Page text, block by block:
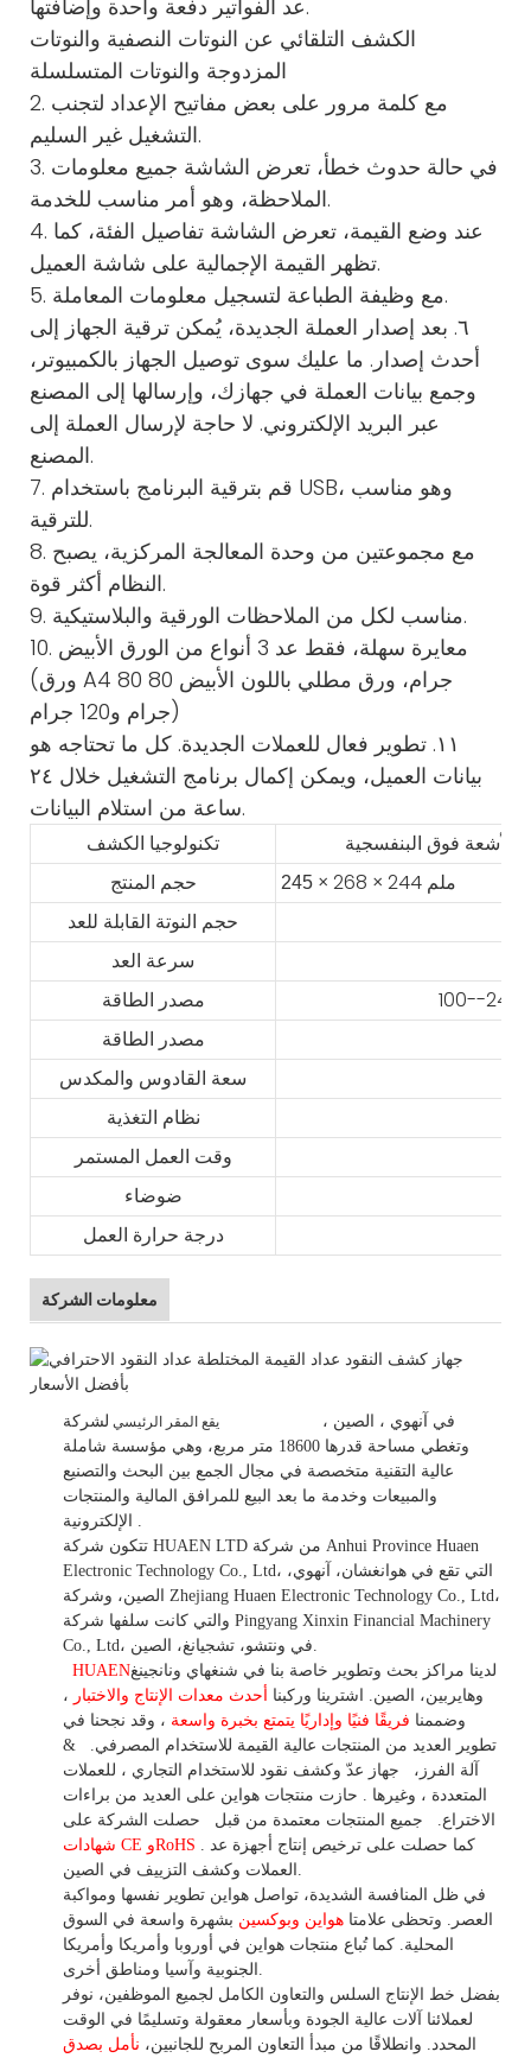
عد الفواتير دفعة واحدة وإضافتها.
الكشف التلقائي عن النوتات النصفية والنوتات
المزدوجة والنوتات المتسلسلة
2. مع كلمة مرور على بعض مفاتيح الإعداد لتجنب
التشغيل غير السليم.
3. في حالة حدوث خطأ، تعرض الشاشة جميع معلومات
الملاحظة، وهو أمر مناسب للخدمة.
4. عند وضع القيمة، تعرض الشاشة تفاصيل الفئة، كما
تظهر القيمة الإجمالية على شاشة العميل.
5. مع وظيفة الطباعة لتسجيل معلومات المعاملة.
٦. بعد إصدار العملة الجديدة، يُمكن ترقية الجهاز إلى
أحدث إصدار. ما عليك سوى توصيل الجهاز بالكمبيوتر،
وجمع بيانات العملة في جهازك، وإرسالها إلى المصنع
عبر البريد الإلكتروني. لا حاجة لإرسال العملة إلى
المصنع.
7. قم بترقية البرنامج باستخدام USB، وهو مناسب
للترقية.
8. مع مجموعتين من وحدة المعالجة المركزية، يصبح
النظام أكثر قوة.
9. مناسب لكل من الملاحظات الورقية والبلاستيكية.
10. معايرة سهلة، فقط عد 3 أنواع من الورق الأبيض
(ورق A4 80 جرام، ورق مطلي باللون الأبيض 80
جرام و120 جرام)
١١. تطوير فعال للعملات الجديدة. كل ما تحتاجه هو
بيانات العميل، ويمكن إكمال برنامج التشغيل خلال ٢٤
ساعة من استلام البيانات.
تكنولوجيا الكشف
حجم المنتج 245
× 268 × 244 ملم
حجم النوتة القابلة للعد
سرعة العد
مصدر الطاقة
مصدر الطاقة
سعة القادوس والمكدس
نظام التغذية
وقت العمل المستمر
ضوضاء
درجة حرارة العمل
معلومات الشركة
يقع المقر الرئيسي في آنهوي ، الصين ،
وتغطي مساحة قدرها 18600 متر مربع، وهي
مؤسسة شاملة
عالية التقنية متخصصة في مجال الجمع بين البحث والتصنيع
والمبيعات وخدمة ما بعد البيع للمرافق المالية والمنتجات
تتكون شركة HUAEN LTD من شركة Anhui Province Huaen
Electronic Technology Co., Ltd، التي تقع في هوانغشان، آنهوي،
الصين، وشركة Zhejiang Huaen Electronic Technology Co., Ltd،
والتي كانت سلفها شركة Pingyang Xinxin Financial Machinery
HUAENلدينا مراكز بحث وتطوير خاصة بنا في شنغهاي ونانجينغ
وهايربين، الصين. اشترينا وركبنا أحدث معدات الإنتاج والاختبار ،
وضممنا فريقًا فنيًا وإداريًا يتمتع بخبرة واسعة ، وقد نجحنا في
تطوير
العديد من المنتجات عالية القيمة للاستخدام المصرفي.
&
آلة الفرز،
جهاز عدّ وكشف نقود للاستخدام التجاري ، للعملات
المتعددة ، وغيرها
. حازت منتجات هواين على العديد من براءات
الاختراع.
جميع المنتجات معتمدة من قبل
حصلت الشركة على
شهادات CE وRoHS
في ظل المنافسة الشديدة، تواصل هواين تطوير نفسها ومواكبة
العصر. وتحظى علامتا هواين وبوكسين بشهرة واسعة في السوق
المحلية. كما تُباع منتجات هواين في أوروبا وأمريكا وأمريكا
بفضل خط الإنتاج السلس والتعاون الكامل لجميع الموظفين، نوفر
لعملائنا آلات عالية الجودة وبأسعار معقولة وتسليمًا في الوقت
المحدد. وانطلاقًا من مبدأ التعاون المربح للجانبين، نأمل بصدق